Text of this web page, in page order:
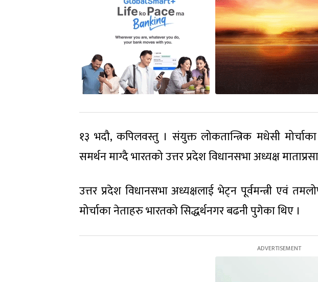
१३ भदौ, कपिलवस्तु । संयुक्त लोकतान्त्रिक मधेसी
समर्थन माग्दै भारतको उत्तर प्रदेश विधानसभा अध्यक्ष
उत्तर प्रदेश विधानसभा अध्यक्षलाई भेट्न पूर्वमन्त्री एवं
मोर्चाका नेताहरु भारतको सिद्धर्थनगर बढनी पुगेका थिए ।